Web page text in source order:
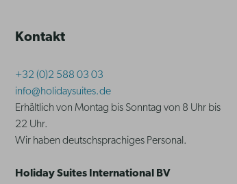
Kontakt
+32 (0)2 588 03 03
info@holidaysuites.de
Erhältlich von Montag bis Sonntag von 8 Uhr bis
22 Uhr.
Wir haben deutschsprachiges Personal.
Holiday Suites International BV